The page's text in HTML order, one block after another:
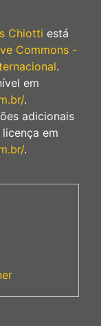
Chiotti está
Commons -
.
em
.
adicionais
em
.